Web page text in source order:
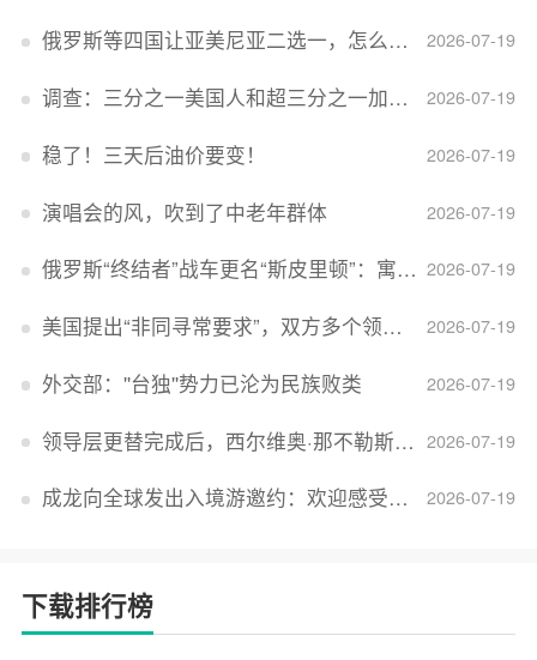
2026-07-19
俄罗斯等四国让亚美尼亚二选一，怎么回事？
2026-07-19
调查：三分之一美国人和超三分之一加拿大人感到经济压力
2026-07-19
稳了！三天后油价要变！
2026-07-19
演唱会的风，吹到了中老年群体
2026-07-19
俄罗斯“终结者”战车更名“斯皮里顿”：寓意强大可靠，彰显俄精神力量
2026-07-19
美国提出“非同寻常要求”，双方多个领域分歧依旧，印美贸易谈判进入“关键阶段”
2026-07-19
外交部：''台独''势力已沦为民族败类
2026-07-19
领导层更替完成后，西尔维奥·那不勒斯出任Lucid首席执行官
2026-07-19
成龙向全球发出入境游邀约：欢迎感受无滤镜的真实中国
下载排行榜